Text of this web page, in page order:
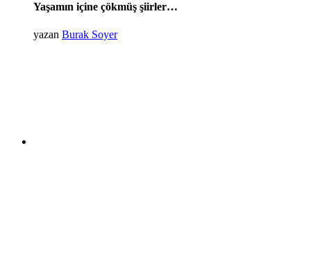
Yaşamın içine çökmüş şiirler…
yazan Burak Soyer